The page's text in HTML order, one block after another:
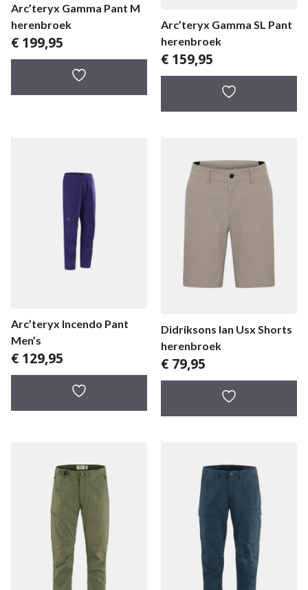
Arc’teryx Gamma Pant M
herenbroek
€ 199,95
Arc’teryx Gamma SL Pant
herenbroek
€ 159,95
Arc’teryx Incendo Pant
Men’s
€ 129,95
Didriksons Ian Usx Shorts
herenbroek
€ 79,95